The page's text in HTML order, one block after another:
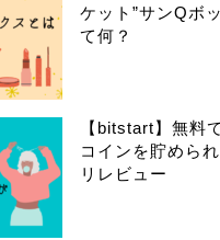
ケット”サンQボ
て何？
【bitstart】無料
コインを貯めら
リレビュー